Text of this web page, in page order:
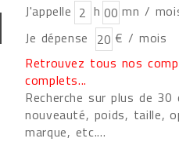
J'appelle h
mn /
Je dépense
€ / mois
Retrouvez tous nos
complets...
Recherche sur plus de
nouveauté, poids, taille,
marque, etc....